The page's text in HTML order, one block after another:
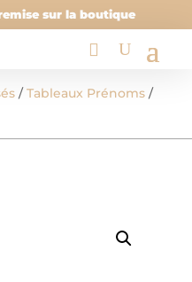
remise sur la boutique
/Tableaux Prénoms /